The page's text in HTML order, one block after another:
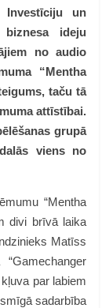
Investīciju un
ideju
no audio
“Mentha
taču tā
attīstībai.
grupā
viens no
“Mentha
divi brīvā laika
Matīss
par labiem
sadarbība